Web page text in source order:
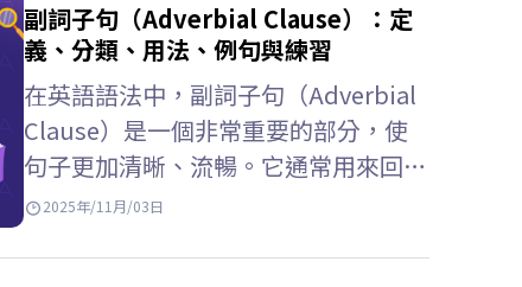
副詞子句（Adverbial Clause）：定
義、分類、用法、例句與練習
在英語語法中，副詞子句（Adverbial
Clause）是一個非常重要的部分，使
句子更加清晰、流暢。它通常用來回答
「when（何時）、where（在哪
2025年/11月/03日